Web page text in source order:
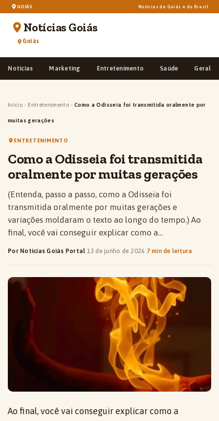
GOIÁS Notícias de Goiás e do Brasil
Notícias Goiás
Goiás
Notícias Marketing Entretenimento Saúde Geral
Início › Entretenimento › Como a Odisseia foi transmitida oralmente por
muitas gerações
ENTRETENIMENTO
Como a Odisseia foi transmitida
oralmente por muitas gerações
(Entenda, passo a passo, como a Odisseia foi
transmitida oralmente por muitas gerações e
variações moldaram o texto ao longo do tempo.) Ao
final, você vai conseguir explicar como a…
Por Notícias Goiás Portal·13 de junho de 2026· 7 min de leitura
Ao final, você vai conseguir explicar como a